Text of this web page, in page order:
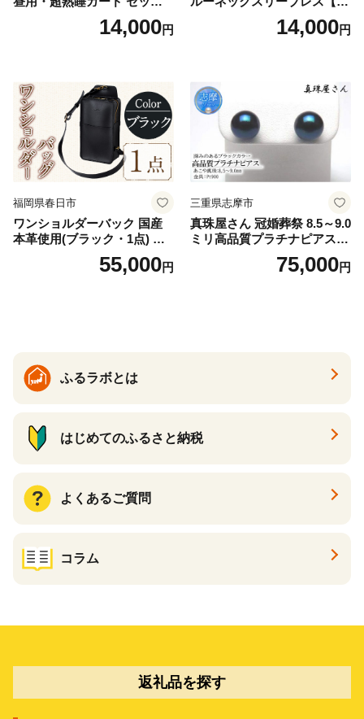
羽付き ナプキン 生理用品 サ
ニタリー ユニ・チャーム
14,000円
V2618P】Lサイズ クリアベ
ージュ3枚セット [№5716-04
14,000円
福岡県春日市
ワンショルダーバック 国産
本革使用(ブラック・1点) 鞄
バック バッグ カバン レザー
国産 日本製 牛革 黒 革 革製
55,000円
三重県志摩市
真珠屋さん 冠婚葬祭 8.5～9.0
ミリ高品質プラチナピアス P
t900 志摩産アコヤ真珠 ブラ
ックパール 黒真珠75,000円
ふるラボとは
はじめてのふるさと納税
よくあるご質問
コラム
返礼品を探す